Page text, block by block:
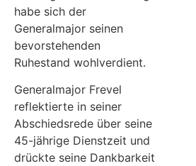
habe sich der
Generalmajor seinen
bevorstehenden
Ruhestand wohlverdient.
Generalmajor Frevel
reflektierte in seiner
Abschiedsrede über seine
45-jährige Dienstzeit und
drückte seine Dankbarkeit